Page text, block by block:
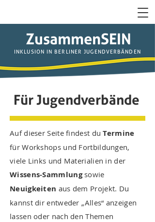
INKLUSION IN BERLINER JUGENDVERBÄNDEN
ZusammenSEIN
Für Jugendverbände
Auf dieser Seite findest duTermine
für Workshops und Fortbildungen,
viele Links und Materialien in der
Wissens-Sammlungsowie
Neuigkeiten aus dem Projekt. Du
kannst dir entweder „Alles“ anzeigen
lassen oder nach den Themen